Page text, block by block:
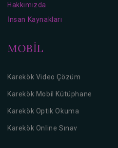
Hakkımızda
İnsan Kaynakları
MOBİL
Karekök Video Çözüm
Karekök Mobil Kütüphane
Karekök Optik Okuma
Karekök Online Sınav